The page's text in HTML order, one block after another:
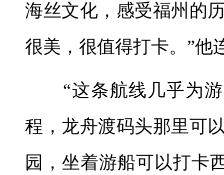
海丝文化，感受福州的
很美，很值得打卡。”他
“这条航线几乎为游
程，龙舟渡码头那里可
园，坐着游船可以打卡